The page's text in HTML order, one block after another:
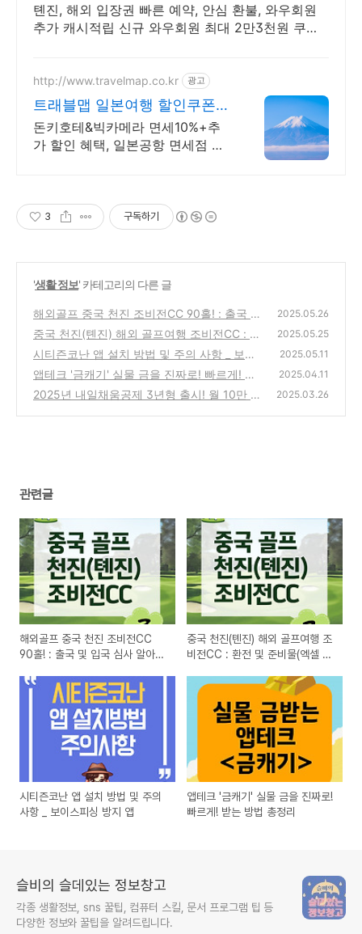
톈진, 해외 입장권 빠른 예약, 안심 환불, 와우회원
추가 캐시적립 신규 와우회원 최대 2만3천원 쿠폰
http://www.travelmap.co.kr 광고
트래블맵 일본여행 할인쿠폰
일본여행 필수 쿠폰 다운가능
돈키호테&빅카메라 면세10%+추
가 할인 혜택, 일본공항 면세점 쿠
3 구독하기
'생활 정보' 카테고리의 다른 글
해외골프 중국 천진 조비전CC 90홀! : 출국 및
입국 심사 알아보기 _ #3
(1)
2025.05.26
중국 천진(톈진) 해외 골프여행 조비전CC : 환
전 및 준비물(엑셀 파일有) _ #2
(2)
2025.05.25
시티즌코난 앱 설치 방법 및 주의 사항 _ 보이
스피싱 방지 앱
(1)
2025.05.11
앱테크 '금캐기' 실물 금을 진짜로! 빠르게! 받
는 방법 총정리
(5)
2025.04.11
2025년 내일채움공제 3년형 출시! 월 10만 원
2025.03.26
관련글
해외골프 중국 천진 조비전CC
90홀! : 출국 및 입국 심사 알아보
중국 천진(톈진) 해외 골프여행 조
비전CC : 환전 및 준비물(엑셀 파
시티즌코난 앱 설치 방법 및 주의
사항 _ 보이스피싱 방지 앱
앱테크 '금캐기' 실물 금을 진짜로!
빠르게! 받는 방법 총정리
슬비의 슬데있는 정보창고
각종 생활정보, sns 꿀팁, 컴퓨터 스킬, 문서 프로그램 팁 등
다양한 정보와 꿀팁을 알려드립니다.